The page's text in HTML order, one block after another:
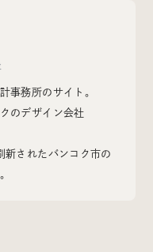
けた気になるあれこ
ます。
事務所のサイト。
のデザイン会社
されたバンコク市の